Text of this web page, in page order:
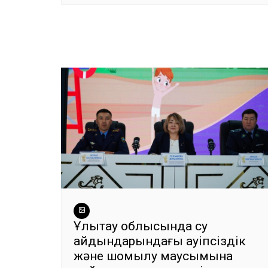
Ұлытау облысында су
айдындарындағы қауіпсіздік
және шомылу маусымына